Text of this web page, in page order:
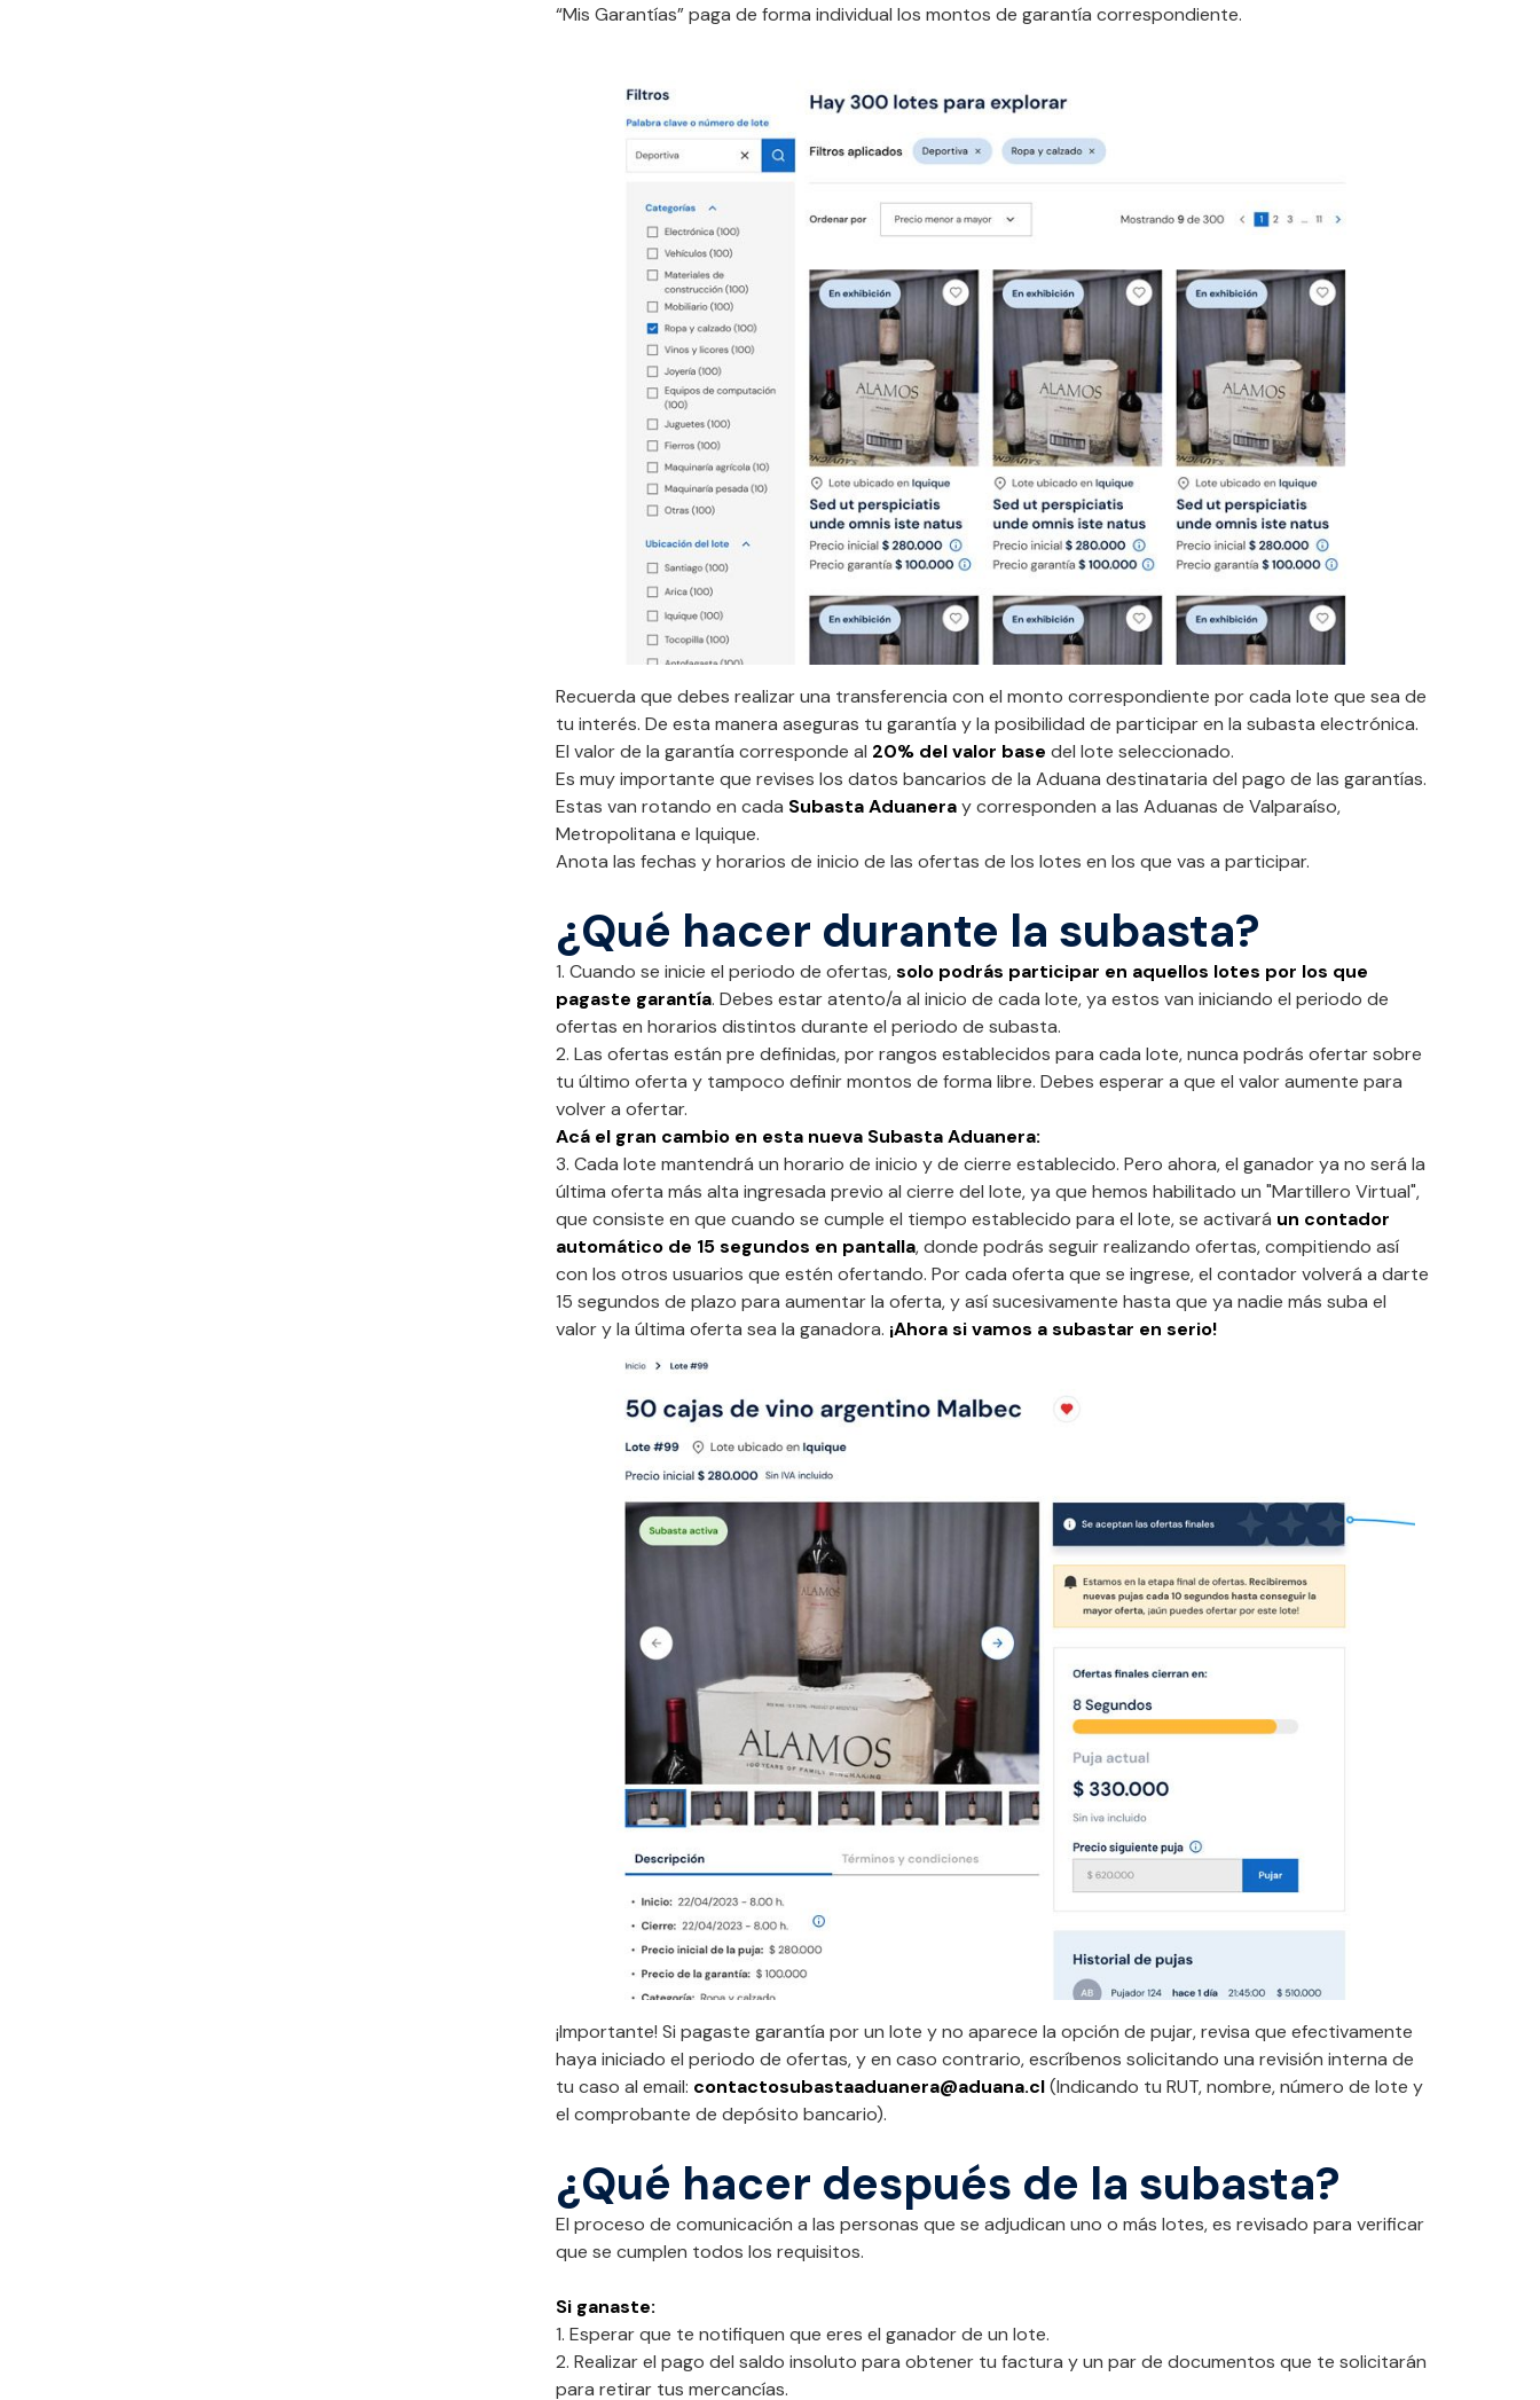
“Mis Garantías” paga de forma individual los montos de garantía correspondiente.
Recuerda que debes realizar una transferencia con el monto correspondiente por cada lote que sea de
tu interés. De esta manera aseguras tu garantía y la posibilidad de participar en la subasta electrónica.
El valor de la garantía corresponde al 20% del valor basedel lote seleccionado.
Es muy importante que revises los datos bancarios de la Aduana destinataria del pago de las garantías.
Estas van rotando en cada Subasta Aduaneray corresponden a las Aduanas de Valparaíso,
Metropolitana e Iquique.
Anota las fechas y horarios de inicio de las ofertas de los lotes en los que vas a participar.
¿Qué hacer durante la subasta?
1. Cuando se inicie el periodo de ofertas,solo podrás participar en aquellos lotes por los que
pagaste garantía. Debes estar atento/a al inicio de cada lote, ya estos van iniciando el periodo de
ofertas en horarios distintos durante el periodo de subasta.
2. Las ofertas están pre definidas, por rangos establecidos para cada lote, nunca podrás ofertar sobre
tu último oferta y tampoco definir montos de forma libre. Debes esperar a que el valor aumente para
volver a ofertar.
Acá el gran cambio en esta nueva Subasta Aduanera:
3. Cada lote mantendrá un horario de inicio y de cierre establecido. Pero ahora, el ganador ya no será la
última oferta más alta ingresada previo al cierre del lote, ya que hemos habilitado un "Martillero Virtual",
que consiste en que cuando se cumple el tiempo establecido para el lote, se activará un contador
automático de 15 segundos en pantalla, donde podrás seguir realizando ofertas, compitiendo así
con los otros usuarios que estén ofertando. Por cada oferta que se ingrese, el contador volverá a darte
15 segundos de plazo para aumentar la oferta, y así sucesivamente hasta que ya nadie más suba el
valor y la última oferta sea la ganadora. ¡Ahora si vamos a subastar en serio!
¡Importante! Si pagaste garantía por un lote y no aparece la opción de pujar, revisa que efectivamente
haya iniciado el periodo de ofertas, y en caso contrario, escríbenos solicitando una revisión interna de
tu caso al email: contactosubastaaduanera@aduana.cl(Indicando tu RUT, nombre, número de lote y
el comprobante de depósito bancario).
¿Qué hacer después de la subasta?
El proceso de comunicación a las personas que se adjudican uno o más lotes, es revisado para verificar
que se cumplen todos los requisitos.
Si ganaste:
1. Esperar que te notifiquen que eres el ganador de un lote.
2. Realizar el pago del saldo insoluto para obtener tu factura y un par de documentos que te solicitarán
para retirar tus mercancías.